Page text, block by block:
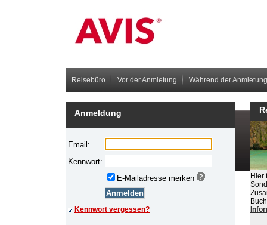
Reisebüro Vor der Anmietung Während der Anmietung
Anmeldung
Hier